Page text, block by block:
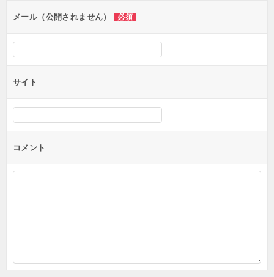
ンメール（公開されません） 必須
サイト
コメント